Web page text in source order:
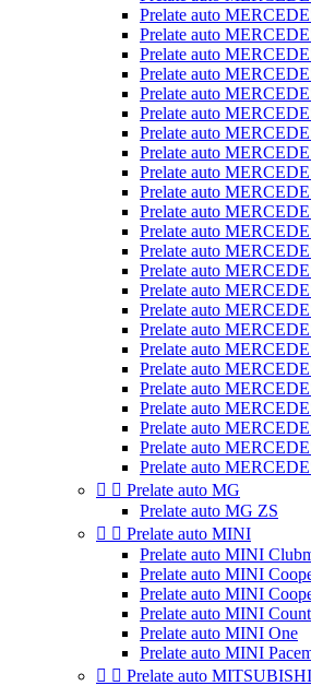
Prelate auto
Prelate auto
Prelate auto
Prelate auto
Prelate auto
Prelate auto
Prelate auto
Prelate auto
Prelate auto
Prelate auto
Prelate auto
Prelate auto
Prelate auto
Prelate auto
Prelate auto
Prelate auto
Prelate auto
Prelate auto
Prelate auto
Prelate auto
Prelate auto
Prelate auto
Prelate auto
Prelate auto
  Prelate auto MG
Prelate auto MG ZS
  Prelate auto MINI
Prelate auto MINI
Prelate auto MINI
Prelate auto MINI
Prelate auto MINI
Prelate auto MINI One
Prelate auto MINI
  Prelate auto MITSUBISHI